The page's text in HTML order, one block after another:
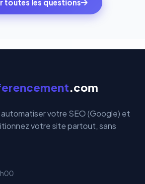
— elles sont gérées directement et
toutes les questions
.com
automatiser votre SEO (Google) et
votre site partout, sans